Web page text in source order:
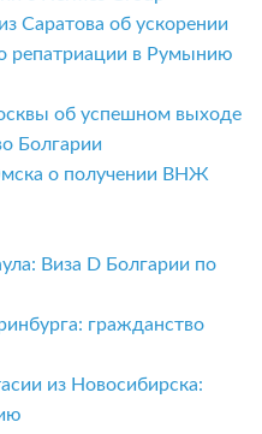
Саратова об ускорении
репатриации в Румынию
об успешном выходе
Болгарии
о получении ВНЖ
Виза D Болгарии по
гражданство
из Новосибирска: